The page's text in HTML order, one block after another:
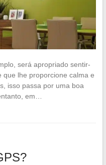
será apropriado sentir-
lhe proporcione calma e
isso passa por uma boa
em…